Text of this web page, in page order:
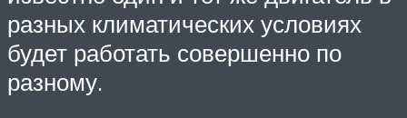
разных климатических условиях
будет работать совершенно по
разному.